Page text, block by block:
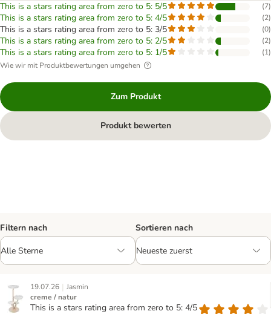
This is a stars rating area from zero to 5: 5/5 (7)
This is a stars rating area from zero to 5: 4/5 (2)
This is a stars rating area from zero to 5: 3/5 (0)
This is a stars rating area from zero to 5: 2/5 (2)
This is a stars rating area from zero to 5: 1/5 (1)
Wie wir mit Produktbewertungen umgehen
Zum Produkt
Produkt bewerten
Filtern nach Sortieren nach
19.07.26 | Jasmin
creme / natur
This is a stars rating area from zero to 5: 4/5